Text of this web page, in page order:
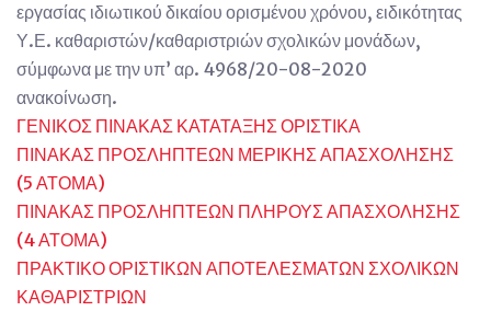
εργασίας ιδιωτικού δικαίου ορισμένου χρόνου, ειδικότητας
Υ.Ε. καθαριστών/καθαριστριών σχολικών μονάδων,
σύμφωνα με την υπ’ αρ. 4968/20-08-2020
ανακοίνωση.
ΓΕΝΙΚΟΣ ΠΙΝΑΚΑΣ ΚΑΤΑΤΑΞΗΣ ΟΡΙΣΤΙΚΑ
ΠΙΝΑΚΑΣ ΠΡΟΣΛΗΠΤΕΩΝ ΜΕΡΙΚΗΣ ΑΠΑΣΧΟΛΗΣΗΣ
(5 ΑΤΟΜΑ)
ΠΙΝΑΚΑΣ ΠΡΟΣΛΗΠΤΕΩΝ ΠΛΗΡΟΥΣ ΑΠΑΣΧΟΛΗΣΗΣ
(4 ΑΤΟΜΑ)
ΠΡΑΚΤΙΚΟ ΟΡΙΣΤΙΚΩΝ ΑΠΟΤΕΛΕΣΜΑΤΩΝ ΣΧΟΛΙΚΩΝ
ΚΑΘΑΡΙΣΤΡΙΩΝ